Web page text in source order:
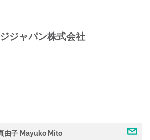
ジャパン株式会社
由子 Mayuko Mito